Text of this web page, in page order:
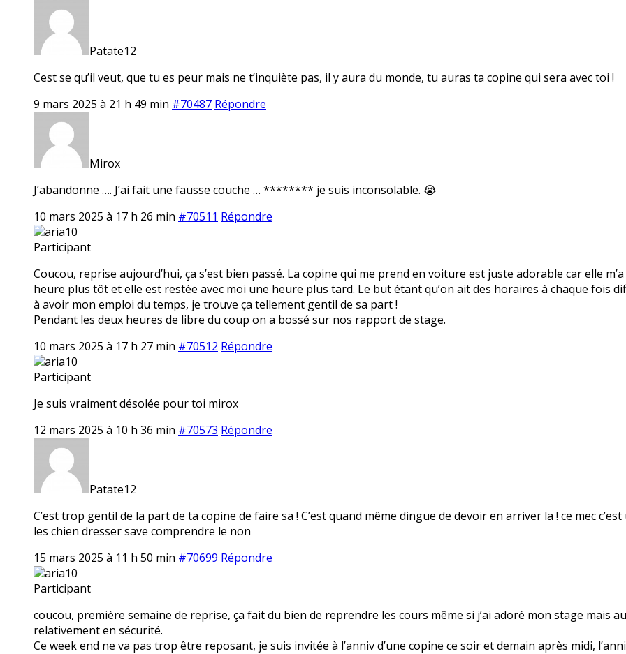
Patate12
Cest se qu’il veut, que tu es peur mais ne t’inquiète pas, il y aura du monde, tu auras ta copine qui sera avec toi !
9 mars 2025 à 21 h 49 min #70487 Répondre
Mirox
J’abandonne …. J’ai fait une fausse couche … ******** je suis inconsolable. 😭
10 mars 2025 à 17 h 26 min #70511 Répondre
aria10
Participant
Coucou, reprise aujourd’hui, ça s’est bien passé. La copine qui me prend en voiture est juste adorable car elle
heure plus tôt et elle est restée avec moi une heure plus tard. Le but étant qu’on ait des horaires à chaque fois
à avoir mon emploi du temps, je trouve ça tellement gentil de sa part !
Pendant les deux heures de libre du coup on a bossé sur nos rapport de stage.
10 mars 2025 à 17 h 27 min #70512 Répondre
aria10
Participant
Je suis vraiment désolée pour toi mirox
12 mars 2025 à 10 h 36 min #70573 Répondre
Patate12
C’est trop gentil de la part de ta copine de faire sa ! C’est quand même dingue de devoir en arriver la ! ce mec
les chien dresser save comprendre le non
15 mars 2025 à 11 h 50 min #70699 Répondre
aria10
Participant
coucou, première semaine de reprise, ça fait du bien de reprendre les cours même si j’ai adoré mon stage mais
relativement en sécurité.
Ce week end ne va pas trop être reposant, je suis invitée à l’anniv d’une copine ce soir et demain après midi,